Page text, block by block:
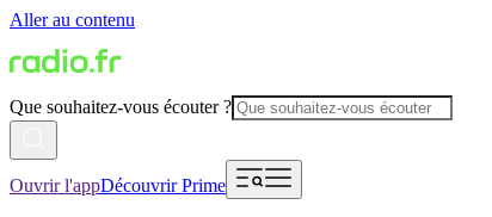
Aller au contenu
Que souhaitez-vous écouter ?
Ouvrir l'appDécouvrir Prime